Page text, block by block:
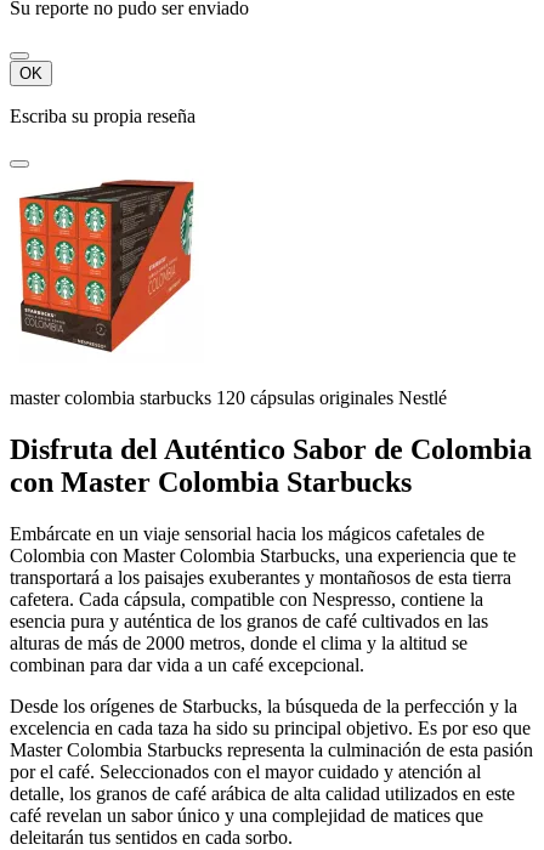
Su reporte no pudo ser enviado
OK
Escriba su propia reseña
master colombia starbucks 120 cápsulas originales Nestlé
Disfruta del Auténtico Sabor de Colombia
con Master Colombia Starbucks
Embárcate en un viaje sensorial hacia los mágicos cafetales de
Colombia con Master Colombia Starbucks, una experiencia que te
transportará a los paisajes exuberantes y montañosos de esta tierra
cafetera. Cada cápsula, compatible con Nespresso, contiene la
esencia pura y auténtica de los granos de café cultivados en las
alturas de más de 2000 metros, donde el clima y la altitud se
combinan para dar vida a un café excepcional.
Desde los orígenes de Starbucks, la búsqueda de la perfección y la
excelencia en cada taza ha sido su principal objetivo. Es por eso que
Master Colombia Starbucks representa la culminación de esta pasión
por el café. Seleccionados con el mayor cuidado y atención al
detalle, los granos de café arábica de alta calidad utilizados en este
café revelan un sabor único y una complejidad de matices que
deleitarán tus sentidos en cada sorbo.